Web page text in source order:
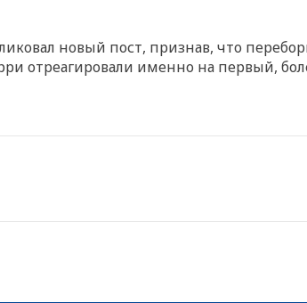
новый пост, признав, что
отреагировали именно на первый,